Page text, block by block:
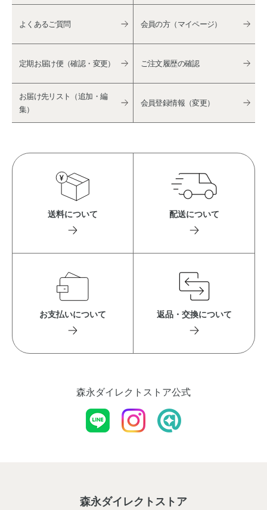
よくあるご質問 会員の方（マイページ）
定期お届け便（確認・変更） ご注文履歴の確認
お届け先リスト（追加・編
集）
会員登録情報（変更）
送料について 配送について
お支払いについて 返品・交換について
森永ダイレクトストア公式
森永ダイレクトストア